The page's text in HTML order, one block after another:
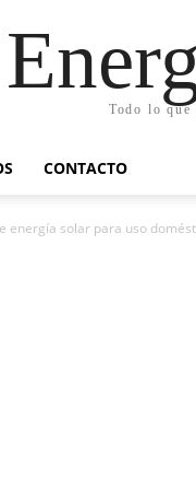
Todo lo que
CONTACTO
energía solar para uso